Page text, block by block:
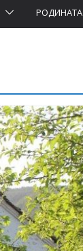
РОДИНАТА